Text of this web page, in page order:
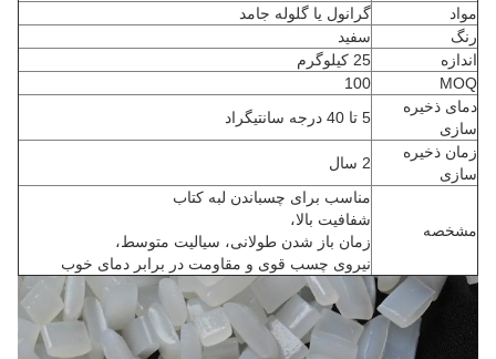
مواد
گرانول یا گلوله جامد
رنگ
سفید
اندازه
25 کیلوگرم
MOQ
100
دمای ذخیره
سازی
5 تا 40 درجه سانتیگراد
زمان ذخیره
سازی
مشخصه
مناسب برای چسباندن لبه کتاب
شفافیت بالا،
زمان باز شدن طولانی، سیالیت متوسط،
نیروی چسب قوی و مقاومت در برابر دمای خوب